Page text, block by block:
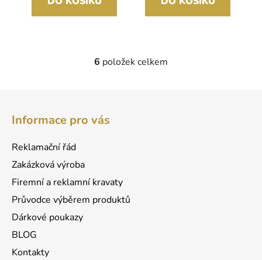
O
6 položek celkem
Informace pro vás
Reklamační řád
Zakázková výroba
Firemní a reklamní kravaty
Průvodce výběrem produktů
Dárkové poukazy
BLOG
Kontakty